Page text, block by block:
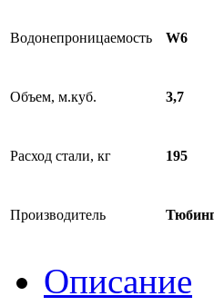
Водонепроницаемость W6
Объем, м.куб. 3,7
Расход стали, кг 195
Производитель
Описание